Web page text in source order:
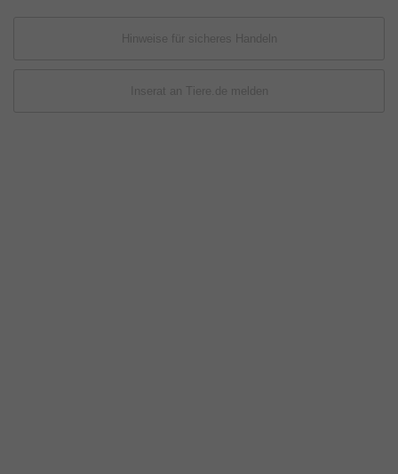
Hinweise für sicheres Handeln
Inserat an Tiere.de melden